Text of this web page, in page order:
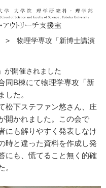
> 物理学専攻「新博士講演
が開催されました
同B棟にて物理学専攻「新
した。
松下ステファン悠さん、庄
開かれました。この会で
にも解りやすく発表しなけ
時と違った資料を作成し発
にも、慌てること無く的確
。